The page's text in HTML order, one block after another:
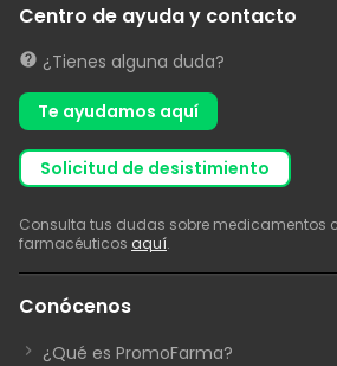
Centro de ayuda y contacto
¿Tienes alguna duda?
Te ayudamos aquí
solicitud de desistimiento
Consulta tus dudas sobre medicamentos
farmacéuticos aquí.
Conócenos
¿Qué es PromoFarma?